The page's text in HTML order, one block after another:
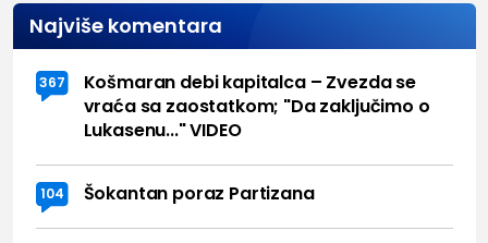
Najviše komentara
367
Košmaran debi kapitalca – Zvezda se
vraća sa zaostatkom; "Da zaključimo o
Lukasenu..." VIDEO
104 Šokantan poraz Partizana